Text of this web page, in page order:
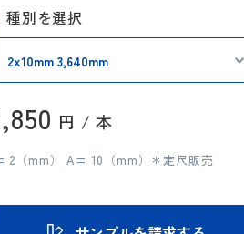
種別を選択
円 / 本
2（mm） A= 10（mm）＊定尺販売